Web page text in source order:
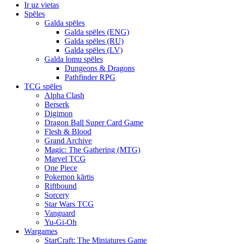
Ir uz vietas
Spēles
Galda spēles
Galda spēles (ENG)
Galda spēles (RU)
Galda spēles (LV)
Galda lomu spēles
Dungeons & Dragons
Pathfinder RPG
TCG spēles
Alpha Clash
Berserk
Digimon
Dragon Ball Super Card Game
Flesh & Blood
Grand Archive
Magic: The Gathering (MTG)
Marvel TCG
One Piece
Pokemon kārtis
Riftbound
Sorcery
Star Wars TCG
Vanguard
Yu-Gi-Oh
Wargames
StarCraft: The Miniatures Game